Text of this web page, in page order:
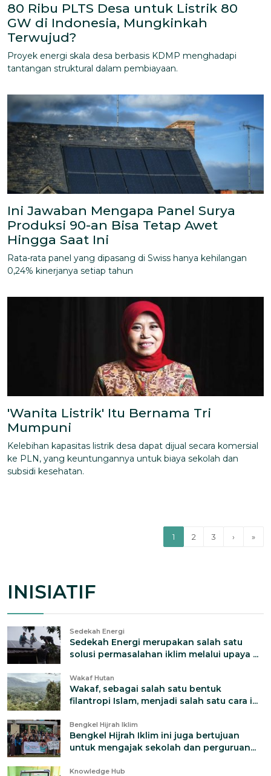
80 Ribu PLTS Desa untuk Listrik 80
GW di Indonesia, Mungkinkah
Terwujud?
Proyek energi skala desa berbasis KDMP menghadapi
tantangan struktural dalam pembiayaan.
Ini Jawaban Mengapa Panel Surya
Produksi 90-an Bisa Tetap Awet
Hingga Saat Ini
Rata-rata panel yang dipasang di Swiss hanya kehilangan
0,24% kinerjanya setiap tahun
'Wanita Listrik' Itu Bernama Tri
Mumpuni
Kelebihan kapasitas listrik desa dapat dijual secara komersial
ke PLN, yang keuntungannya untuk biaya sekolah dan
subsidi kesehatan.
1 2 3 › »
INISIATIF
Sedekah Energi
Sedekah Energi merupakan salah satu
solusi permasalahan iklim melalui upaya ...
Wakaf Hutan
Wakaf, sebagai salah satu bentuk
filantropi Islam, menjadi salah satu cara i...
Bengkel Hijrah Iklim
Bengkel Hijrah Iklim ini juga bertujuan
untuk mengajak sekolah dan perguruan...
Knowledge Hub